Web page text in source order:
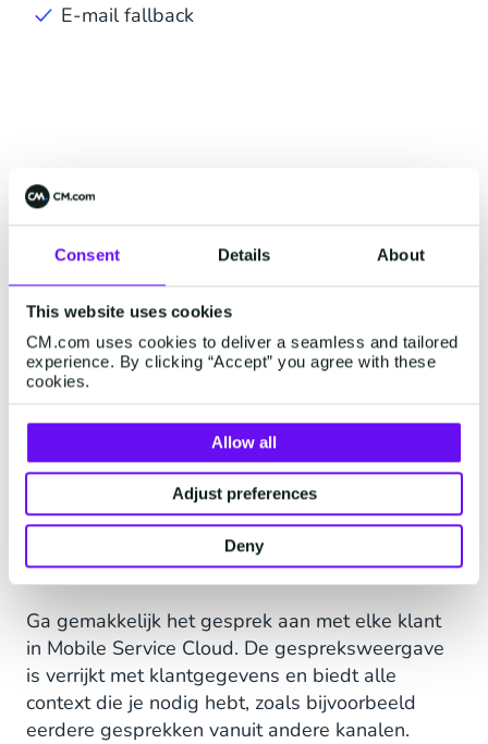
Consent Details About
This website uses cookies
CM.com uses cookies to deliver a seamless and tailored
experience. By clicking “Accept” you agree with these
cookies.
Allow all
Adjust preferences
Deny
E-mail fallback
Beheer alle chats in één
inbox
Ga gemakkelijk het gesprek aan met elke klant
in Mobile Service Cloud. De gespreksweergave
is verrijkt met klantgegevens en biedt alle
context die je nodig hebt, zoals bijvoorbeeld
eerdere gesprekken vanuit andere kanalen.